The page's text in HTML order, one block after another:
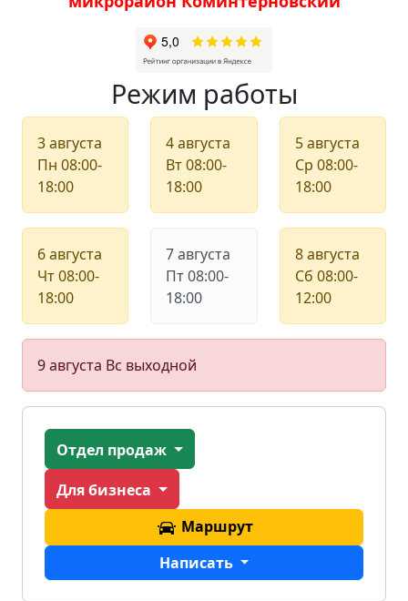
Режим работы
3 августа
Пн 08:00-
18:00
4 августа
Вт08:00-
18:00
5 августа
Ср 08:00-
18:00
6 августа
Чт08:00-
18:00
7 августа
Пт08:00-
18:00
8 августа
Сб 08:00-
12:00
9 августа Вс выходной
Отдел продаж
Для бизнеса
Маршрут
Написать